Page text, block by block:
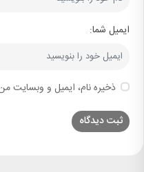
ایمیل شما:
ذخیره نام، ایمیل و وبسایت